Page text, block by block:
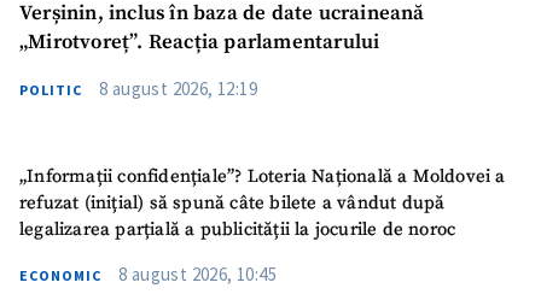
Verșinin, inclus în baza de date ucraineană
„Mirotvoreț”. Reacția parlamentarului
POLITIC 8 august 2026, 12:19
„Informații confidențiale”? Loteria Națională a Moldovei a
refuzat (inițial) să spună câte bilete a vândut după
legalizarea parțială a publicității la jocurile de noroc
ECONOMIC 8 august 2026, 10:45